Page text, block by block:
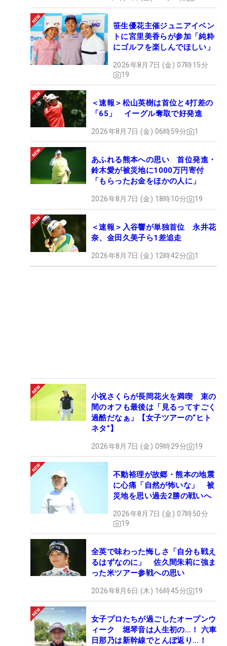
笹生優花主催ジュニアイベン
トに宮里美香らが参加「純粋
にゴルフを楽しんでほしい」
2026年8月7日 (金) 07時15分
19
＜速報＞松山英樹は首位と4打差の
「65」 イーグル奪取で好発進
2026年8月7日 (金) 06時59分 1
あふれる熊本への思い 首位発進・
鈴木愛が被災地に1000万円寄付
「もらったお金をほかの人に」
2026年8月7日 (金) 18時10分 19
＜速報＞入谷響が単独首位 永井花
奈、金田久美子ら1差追走
2026年8月7日 (金) 12時42分 1
小祝さくらが長岡花火を満喫 束の
間のオフも最後は「見るってすごく
過酷だなぁ」【女子ツアーの“ヒト
ネタ”】
2026年8月7日 (金) 09時29分 19
不動裕理が故郷・熊本の地震
に心痛「自然が怖いな」 被
災地を思い過去2勝の戦いへ
2026年8月7日 (金) 07時50分
19
全英で味わった悔しさ「自分も戦え
るはずなのに」 佐久間朱莉に強ま
った米ツアー参戦への思い
2026年8月6日 (木) 16時45分 19
女子プロたちが過ごしたオープンウ
ィーク 堀琴音は人生初の…！ 六車
日那乃は新幹線でとんぼ返り…！